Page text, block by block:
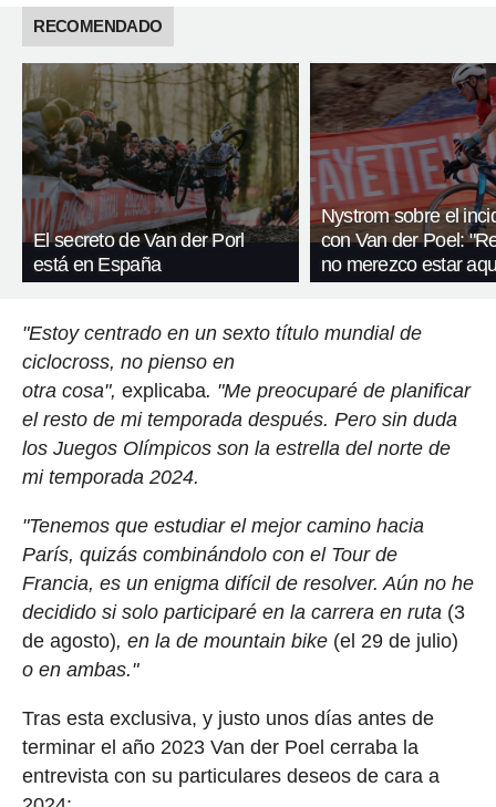
RECOMENDADO
El secreto de Van der Porl
está en España
Nystrom sobre el
con Van der Poel:
no merezco estar
"Estoy centrado en un sexto título mundial de
ciclocross, no pienso en
otra cosa", explicaba. "Me preocuparé de planificar
el resto de mi temporada después. Pero sin duda
los Juegos Olímpicos son la estrella del norte de
mi temporada 2024.
"Tenemos que estudiar el mejor camino hacia
París, quizás combinándolo con el Tour de
Francia, es un enigma difícil de resolver. Aún no he
decidido si solo participaré en la carrera en ruta (3
de agosto), en la de mountain bike (el 29 de julio)
o en ambas."
Tras esta exclusiva, y justo unos días antes de
terminar el año 2023 Van der Poel cerraba la
entrevista con su particulares deseos de cara a